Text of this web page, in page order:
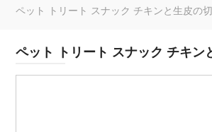
ペット トリート スナック チキンと生皮の
ペット トリート スナック チキン